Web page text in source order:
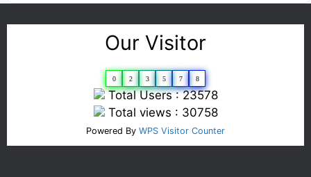
Our Visitor
0 2 3 5 7 8
Total Users : 23578
Total views : 30758
Powered By WPS Visitor Counter